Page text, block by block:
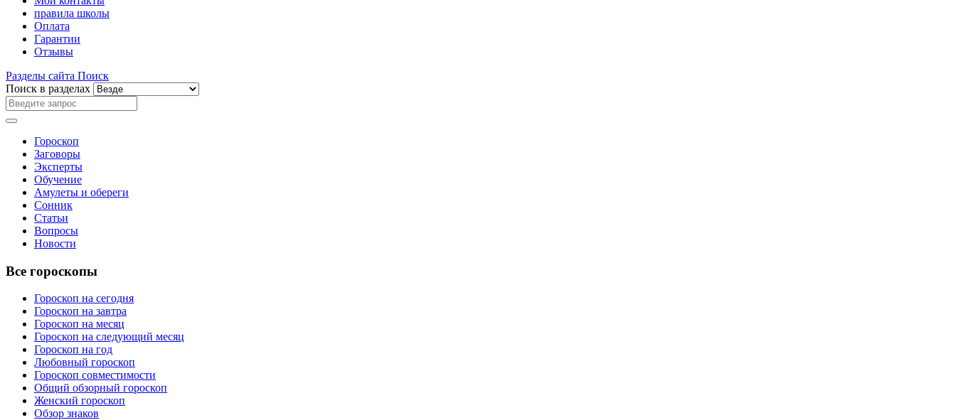
правила школы
Оплата
Гарантии
Отзывы
Разделы сайта Поиск
Поиск в разделах
Гороскоп
Заговоры
Эксперты
Обучение
Амулеты и обереги
Сонник
Статьи
Вопросы
Новости
Все гороскопы
Гороскоп на сегодня
Гороскоп на завтра
Гороскоп на месяц
Гороскоп на следующий месяц
Гороскоп на год
Любовный гороскоп
Гороскоп совместимости
Общий обзорный гороскоп
Женский гороскоп
Обзор знаков